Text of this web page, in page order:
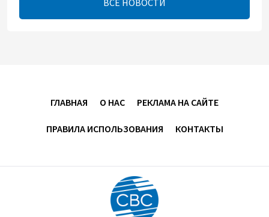
bp о ходе строительства солнечной
электростанции "Шафаг"
6 августа 2026
Цены на азербайджанскую нефть изменились
ВСЕ НОВОСТИ
ГЛАВНАЯ О НАС РЕКЛАМА НА САЙТЕ
ПРАВИЛА ИСПОЛЬЗОВАНИЯ КОНТАКТЫ